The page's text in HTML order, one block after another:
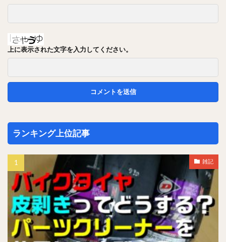
上に表示された文字を入力してください。
ランキング上位記事
雑記